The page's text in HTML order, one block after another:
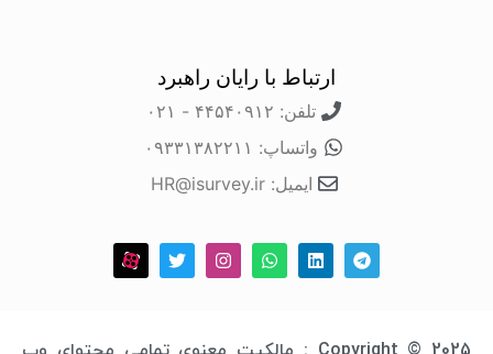
ارتباط با رایان راهبرد
تلفن: ۴۴۵۴۰۹۱۲ - ۰۲۱
واتساپ: ۰۹۳۳۱۳۸۲۲۱۱
ایمیل: HR@isurvey.ir